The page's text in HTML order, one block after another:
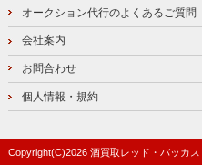
オークション代行のよくあるご質問
会社案内
お問合わせ
個人情報・規約
Copyright(C)2026 酒買取レッド・バッカス